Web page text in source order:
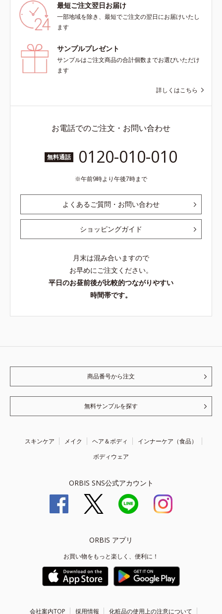
最短ご注文翌日お届け
一部地域を除き、最短でご注文の翌日にお届けいたし
ます
サンプルプレゼント
サンプルはご注文商品の合計個数までお選びいただけ
ます
詳しくはこちら
お電話でのご注文・お問い合わせ
無料通話 0120-010-010
午前9時より午後7時まで
よくあるご質問・お問い合わせ
ショッピングガイド
月末は混み合いますので
お早めにご注文ください。
平日のお昼前後が比較的つながりやすい
時間帯です。
商品番号から注文
無料サンプルを探す
スキンケア メイク ヘア＆ボディ
インナーケア（食品）
ボディウェア
ORBIS SNS公式アカウント
ORBIS アプリ
お買い物をもっと楽しく、便利に！
会社案内TOP 採用情報 化粧品の使用上の注意について